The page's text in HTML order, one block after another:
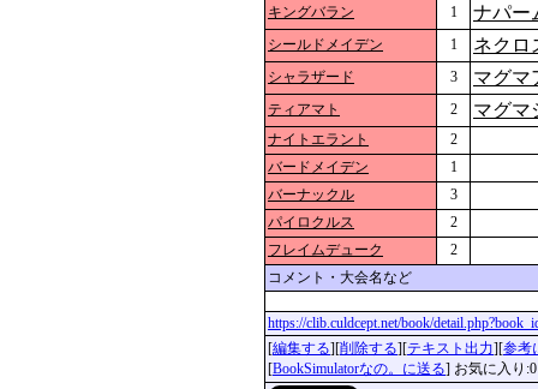
キングバラン 1 ナパー
シールドメイデン 1 ネクロ
シャラザード 3 マグマ
ティアマト 2 マグマ
ナイトエラント
2
バードメイデン
1
バーナックル
3
パイロクルス
2
フレイムデューク
2
コメント・大会名など
https://clib.culdcept.net/book/
[編集する][削除する][テキスト出力][参考
[BookSimulatorなの。に送る] お気に入り:0